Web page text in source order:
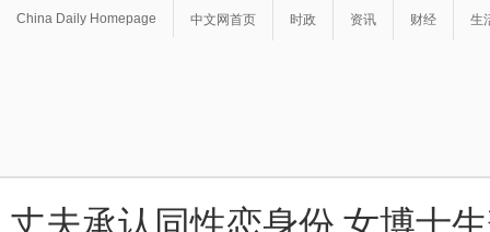
China Daily Homepage 中文网首页 时政 资讯 财经 生